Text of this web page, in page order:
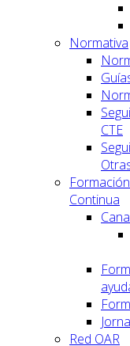
Normativa
CTE
Continua
Red OAR